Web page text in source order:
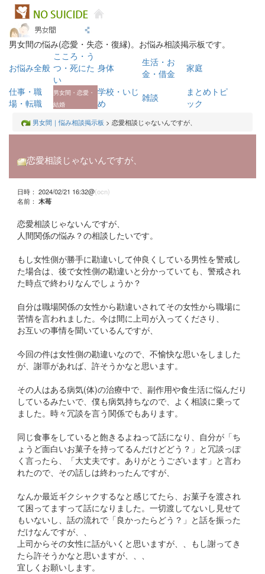
男女間の悩み(恋愛・失恋・復縁)。お悩み相談掲示板です。
お悩み全般
こころ・う
つ・死にた
い
身体
生活・お
金・借金
家庭
仕事・職
場・転職
男女間・恋愛・
結婚
学校・いじ
め
雑談
まとめトピ
ック
男女間｜悩み相談掲示板 > 恋愛相談じゃないんですが、
恋愛相談じゃないんですが、
日時： 2024/02/21 16:32@(ocn)
名前： 木苺
恋愛相談じゃないんですが、
人間関係の悩み？の相談したいです。
もし女性側が勝手に勘違いして仲良くしている男性を警戒し
た場合は、後で女性側の勘違いと分かっていても、警戒され
た時点で終わりなんでしょうか？
自分は職場関係の女性から勘違いされてその女性から職場に
苦情を言われました。今は間に上司が入ってくださり、
お互いの事情を聞いているんですが、
今回の件は女性側の勘違いなので、不愉快な思いをしました
が、謝罪があれば、許そうかなと思います。
その人はある病気(体)の治療中で、副作用や食生活に悩んだり
しているみたいで、僕も病気持ちなので、よく相談に乗って
ました。時々冗談を言う関係でもあります。
同じ食事をしていると飽きるよねって話になり、自分が「ち
ょうど面白いお菓子を持ってるんだけどどう？」と冗談っぽ
く言ったら、「大丈夫です。ありがとうございます」と言わ
れたので、その話しは終わったんですが、
なんか最近ギクシャクするなと感じてたら、お菓子を渡され
て困ってますって話になりました。一切渡してないし見せて
もいないし、話の流れで「良かったらどう？」と話を振った
だけなんですが、、
上司からその女性に話がいくと思いますが、、もし謝ってき
たら許そうかなと思いますが、、、
宜しくお願いします。